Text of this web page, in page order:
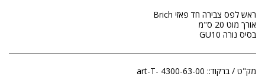
בסיס נורה GU10
מק"ט / ברקוד:: art-T- 4300-63-00